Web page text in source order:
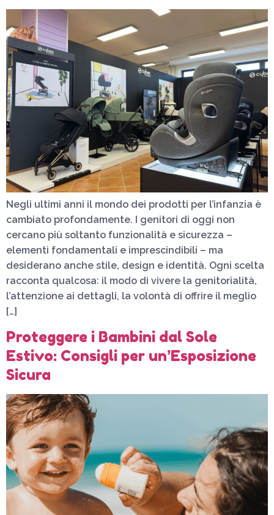
Negli ultimi anni il mondo dei prodotti per l’infanzia è
cambiato profondamente. I genitori di oggi non
cercano più soltanto funzionalità e sicurezza –
elementi fondamentali e imprescindibili – ma
desiderano anche stile, design e identità. Ogni scelta
racconta qualcosa: il modo di vivere la genitorialità,
l’attenzione ai dettagli, la volontà di offrire il meglio
[…]
Proteggere i Bambini dal Sole
Estivo: Consigli per un’Esposizione
Sicura